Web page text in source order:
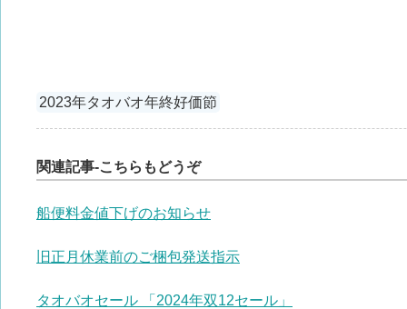
2023年タオバオ年終好価節
関連記事-こちらもどうぞ
船便料金値下げのお知らせ
旧正月休業前のご梱包発送指示
タオバオセール 「2024年双12セール」